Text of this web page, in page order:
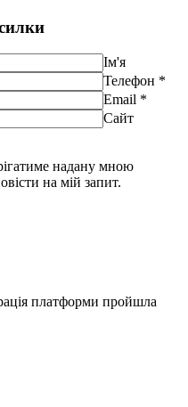
Ім'я
Телефон *
Email *
Сайт
надану мною
на мій запит.
платформи пройшла